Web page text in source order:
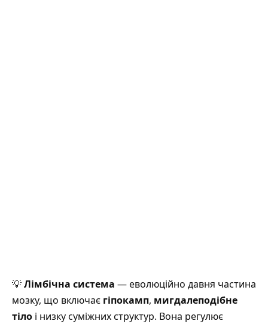
💡Лімбічна система — еволюційно давня частина
мозку, що включає гіпокамп, мигдалеподібне
тіло і низку суміжних структур. Вона регулює